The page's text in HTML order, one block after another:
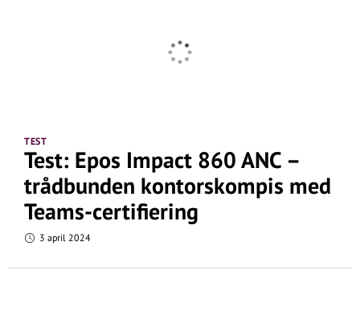
TEST
Test: Epos Impact 860 ANC –
trådbunden kontorskompis med
Teams-certifiering
3 april 2024